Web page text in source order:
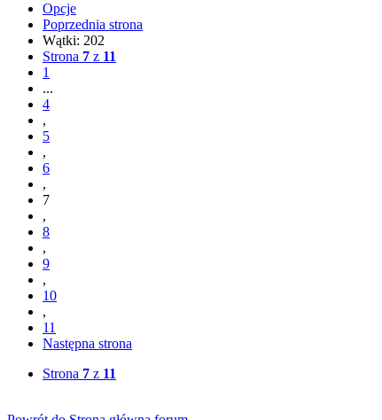
Opcje
Poprzednia strona
Wątki: 202
Strona 7 z 11
1
...
4
,
5
,
6
,
7
,
8
,
9
,
10
,
11
Następna strona
Strona 7 z 11